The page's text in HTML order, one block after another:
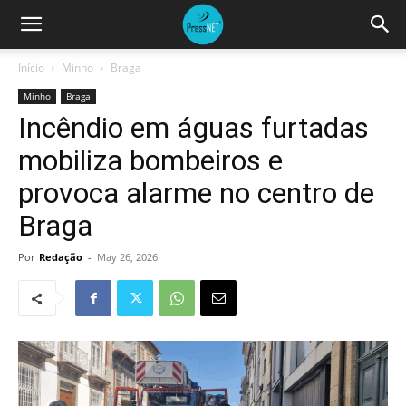
Início Minho Braga
Minho Braga
Incêndio em águas furtadas
mobiliza bombeiros e
provoca alarme no centro de
Braga
Por Redação - May 26, 2026